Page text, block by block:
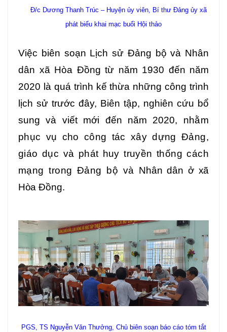
Đ/c Dương Thanh Trúc – Huyện ủy viên, Bí thư Đảng ủy xã
phát biểu khai mạc buổi Hội thảo
Việc biên soạn Lịch sử Đảng bộ và Nhân
dân xã Hòa Đồng từ năm 1930 đến năm
2020 là quá trình kế thừa những công trình
lịch sử trước đây, Biên tập, nghiên cứu bổ
sung và viết mới đến năm 2020, nhằm
phục vụ cho công tác xây dựng Đảng,
giáo dục và phát huy truyền thống cách
mạng trong Đảng bộ và Nhân dân ở xã
Hòa Đồng.
PGS, TS Nguyễn Văn Thưởng, Chủ biên soạn báo cáo tóm tắt